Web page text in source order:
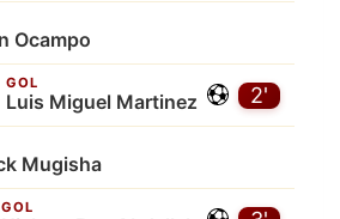
Ocampo
2'
GOL
Luis Miguel Martinez
Mugisha
GOL